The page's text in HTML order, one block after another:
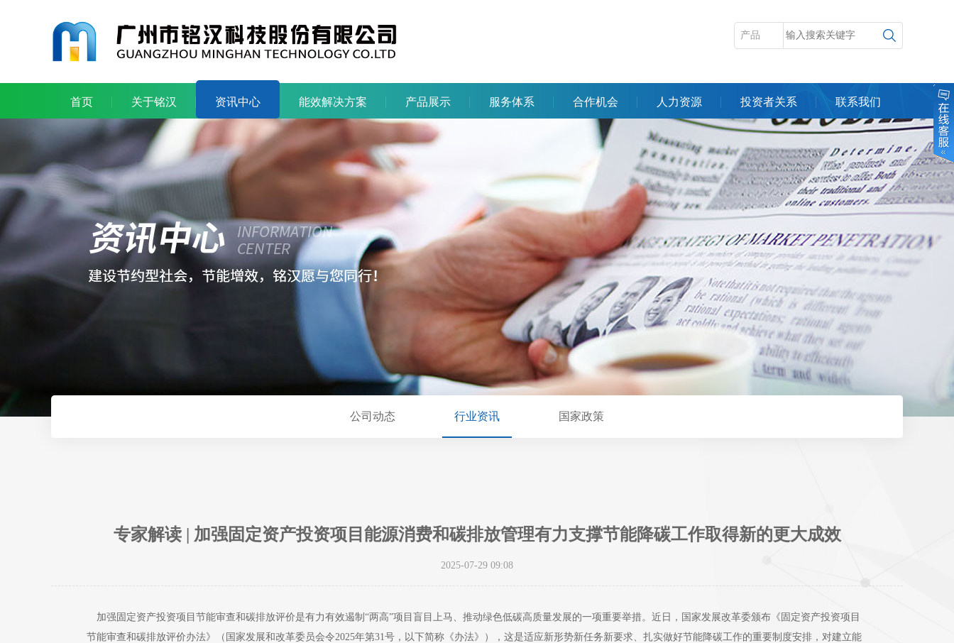
首页 关于铭汉 资讯中心 能效解决方案 产品展示 服务体系 合作机会 人力资源 投资者关系 联系我们
公司动态 行业资讯 国家政策
专家解读 | 加强固定资产投资项目能源消费和碳排放管理有力支撑节能降碳工作取得新的更大成效
2025-07-29 09:08
加强固定资产投资项目节能审查和碳排放评价是有力有效遏制“两高”项目盲目上马、推动绿色低碳高质量发展的一项重要举措。近日，国家发展改革委颁布《固定资产投资项目
节能审查和碳排放评价办法》（国家发展和改革委员会令2025年第31号，以下简称《办法》），这是适应新形势新任务新要求、扎实做好节能降碳工作的重要制度安排，对建立能